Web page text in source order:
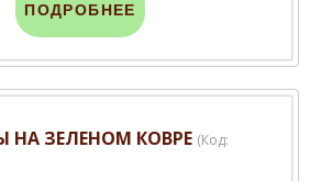
ПОДРОБНЕЕ
НА ЗЕЛЕНОМ КОВРЕ (Код: